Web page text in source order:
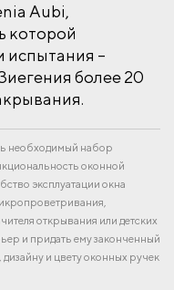
Aubi,
которой
испытания –
более 20
необходимый набор
оконной
эксплуатации окна
открывания или детских
и придать ему законченный
и цвету оконных ручек